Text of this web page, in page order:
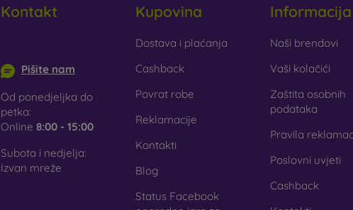
– staklo se koristi samo kao dodatak maskicama. Daje
staklena maskica može puknuti.
Reciklirani materijali
– kompostabilne maskice za mobitel
U našoj internetskoj trgovini FOON pronaći ćete desetke
materijala. Dovoljno je samo odabrati onu pravu za sebe.
Kontakt
Pišite nam
Od ponedjeljka do
petka:
Online 8:00 - 15:00
Subota i nedjelja:
Izvan mreže
Kupovina
Dostava i plaćanja
Cashback
Povrat robe
Reklamacije
Kontakti
Blog
Status Facebook
Informacija
Naši brendovi
Vaši kolačići
Zaštita osobnih
podataka
Pravila
Poslovni uvjeti
Cashback